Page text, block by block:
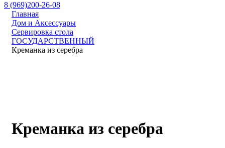
8 (969)200-26-08
Главная
Дом и Аксессуары
Сервировка стола
ГОСУДАРСТВЕННЫЙ
Креманка из серебра
Креманка из серебра